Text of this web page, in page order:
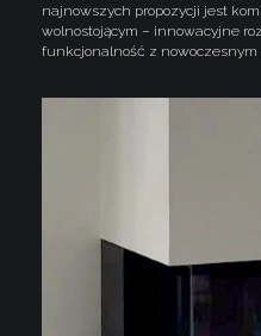
najnowszych propozycji jest
wolnostojącym – innowacyjne
funkcjonalność z nowoczesnym